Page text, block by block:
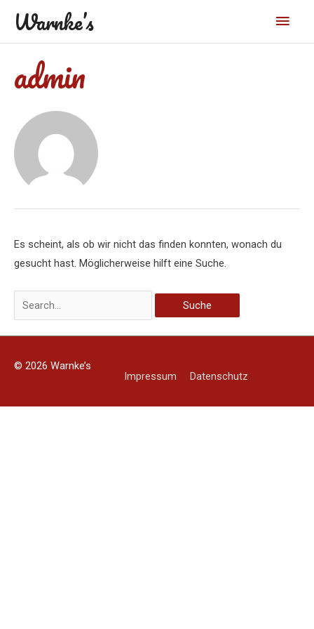
Inhalt
springen
Warnke’s
admin
Es scheint, als ob wir nicht das finden konnten, wonach du
gesucht hast. Möglicherweise hilft eine Suche.
nach:
© 2026 Warnke’s
Impressum
Datenschutz